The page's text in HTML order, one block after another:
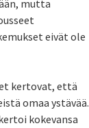
mutta
eivät ole
kertovat, että
omaa ystävää.
kokevansa